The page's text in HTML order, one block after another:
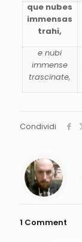
que nubes
immensas
trahi,
e nubi
immense
trascinate,
Condividi
1 Comment